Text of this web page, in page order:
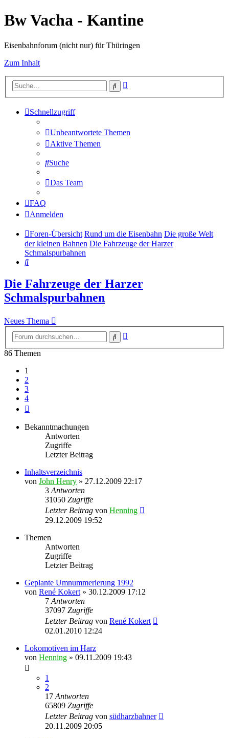
Bw Vacha - Kantine
Eisenbahnforum (nicht nur) für Thüringen
Zum Inhalt
Suche
Schnellzugriff
Unbeantwortete Themen
Aktive Themen
Suche
Das Team
FAQ
Anmelden
Foren-Übersicht Rund um die Eisenbahn Die große Welt
der kleinen Bahnen Die Fahrzeuge der Harzer
Schmalspurbahnen
Suche
Die Fahrzeuge der Harzer
Schmalspurbahnen
Neues Thema
Suche
86 Themen
1
2
3
4
Bekanntmachungen
Antworten
Zugriffe
Letzter Beitrag
Inhaltsverzeichnis
von John Henry » 27.12.2009 22:17
3 Antworten
31050 Zugriffe
Letzter Beitrag von Henning
29.12.2009 19:52
Themen
Antworten
Zugriffe
Letzter Beitrag
Geplante Umnummerierung 1992
von René Kokert » 30.12.2009 17:12
7 Antworten
37097 Zugriffe
Letzter Beitrag von René Kokert
02.01.2010 12:24
Lokomotiven im Harz
von Henning » 09.11.2009 19:43
1
2
17 Antworten
65809 Zugriffe
Letzter Beitrag von südharzbahner
20.11.2009 20:05